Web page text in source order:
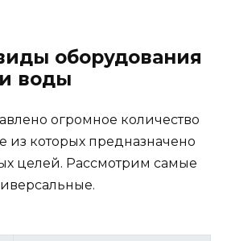
оборудования
воды
огромное количество
из которых предназначено
целей. Рассмотрим самые